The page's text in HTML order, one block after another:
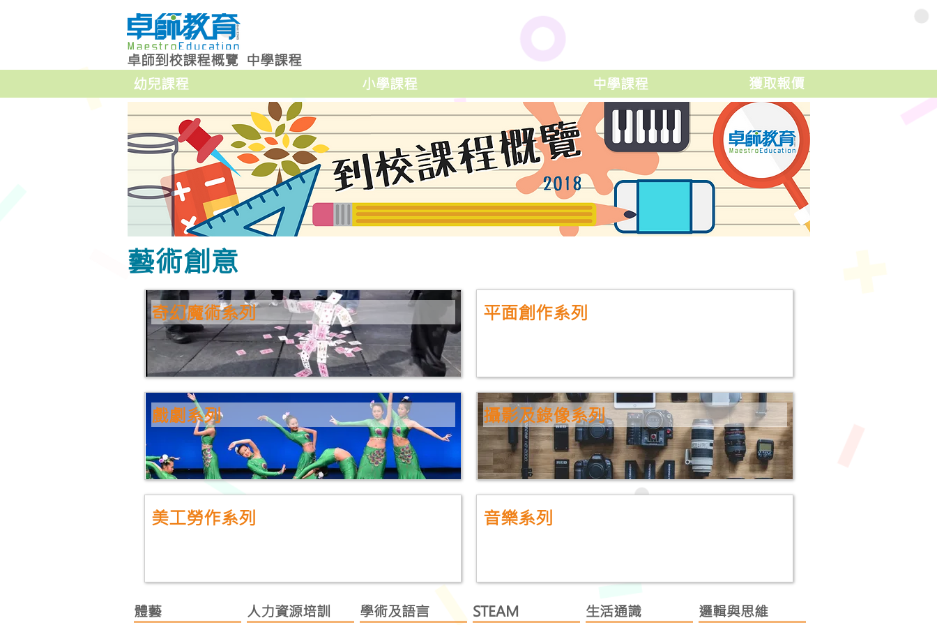
卓師到校課程概覽 中學課程
幼兒課程
小學課程 中學課程 獲取報價
藝術創意
奇幻魔術系列
戲劇系列
美工勞作系列
平面創作系列
攝影及錄像系列
音樂系列
體藝 人力資源培訓 學術及語言 STEAM 生活通識 邏輯與思維